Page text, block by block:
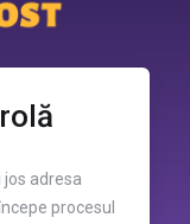
adresa
procesul